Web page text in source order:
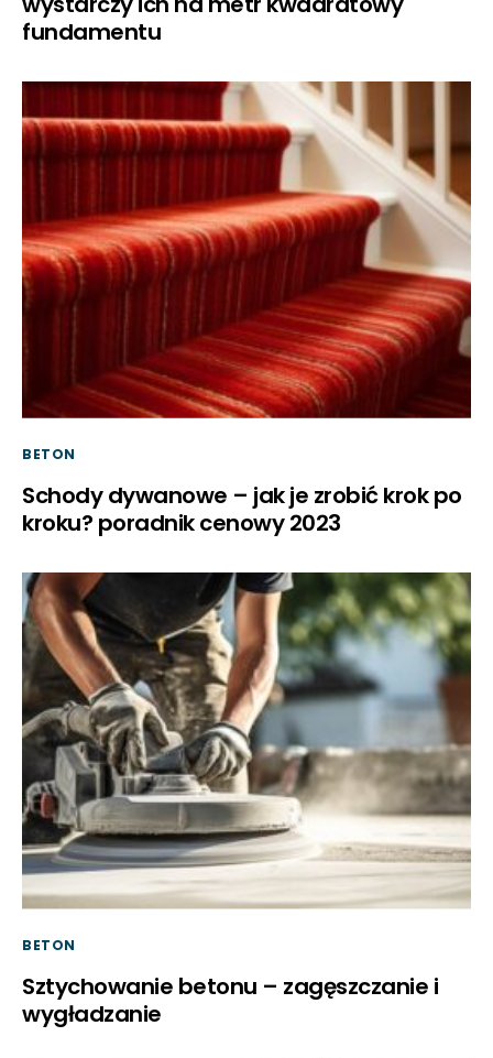
fundamentu
BETON
Schody dywanowe – jak je zrobić krok po
kroku? poradnik cenowy 2023
BETON
Sztychowanie betonu – zagęszczanie i
wygładzanie